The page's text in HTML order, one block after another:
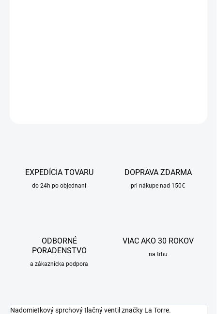
EXPEDÍCIA TOVARU
do 24h po objednaní
DOPRAVA ZDARMA
pri nákupe nad 150€
ODBORNÉ
PORADENSTVO
a zákaznícka podpora
VIAC AKO 30 ROKOV
na trhu
Nadomietkový sprchový tlačný ventil značky La Torre.